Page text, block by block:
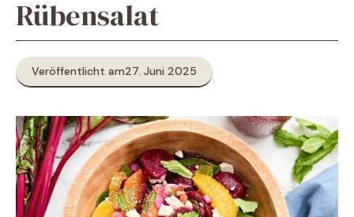
Rübensalat
Veröffentlicht am27. Juni 2025